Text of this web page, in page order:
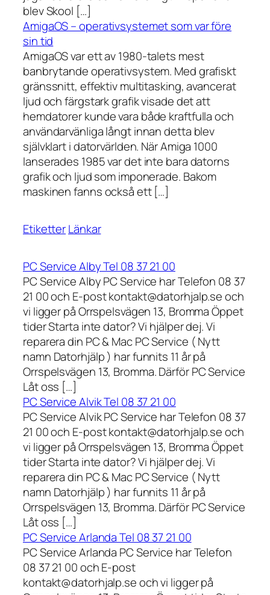
blev Skool […]
AmigaOS – operativsystemet som var före
sin tid
AmigaOS var ett av 1980-talets mest
banbrytande operativsystem. Med grafiskt
gränssnitt, effektiv multitasking, avancerat
ljud och färgstark grafik visade det att
hemdatorer kunde vara både kraftfulla och
användarvänliga långt innan detta blev
självklart i datorvärlden. När Amiga 1000
lanserades 1985 var det inte bara datorns
grafik och ljud som imponerade. Bakom
maskinen fanns också ett […]
EtiketterLänkar
PC Service Alby Tel 08 37 21 00
PC Service Alby PC Service har Telefon 08 37
21 00 och E-post kontakt@datorhjalp.se och
vi ligger på Orrspelsvägen 13, Bromma Öppet
tider Starta inte dator? Vi hjälper dej. Vi
reparera din PC & Mac PC Service ( Nytt
namn Datorhjälp ) har funnits 11 år på
Orrspelsvägen 13, Bromma. Därför PC Service
Låt oss […]
PC Service Alvik Tel 08 37 21 00
PC Service Alvik PC Service har Telefon 08 37
21 00 och E-post kontakt@datorhjalp.se och
vi ligger på Orrspelsvägen 13, Bromma Öppet
tider Starta inte dator? Vi hjälper dej. Vi
reparera din PC & Mac PC Service ( Nytt
namn Datorhjälp ) har funnits 11 år på
Orrspelsvägen 13, Bromma. Därför PC Service
Låt oss […]
PC Service Arlanda Tel 08 37 21 00
PC Service Arlanda PC Service har Telefon
08 37 21 00 och E-post
kontakt@datorhjalp.se och vi ligger på